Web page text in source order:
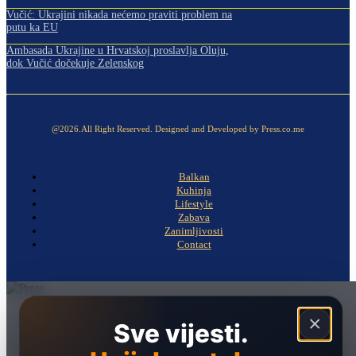
Vučić: Ukrajini nikada nećemo praviti problem na
putu ka EU
Ambasada Ukrajine u Hrvatskoj proslavlja Oluju,
dok Vučić dočekuje Zelenskog
@2026.All Right Reserved. Designed and Developed by Press.co.me
Balkan
Kuhinja
Lifestyle
Zabava
Zanimljivosti
Contact
×
Sve vijesti.